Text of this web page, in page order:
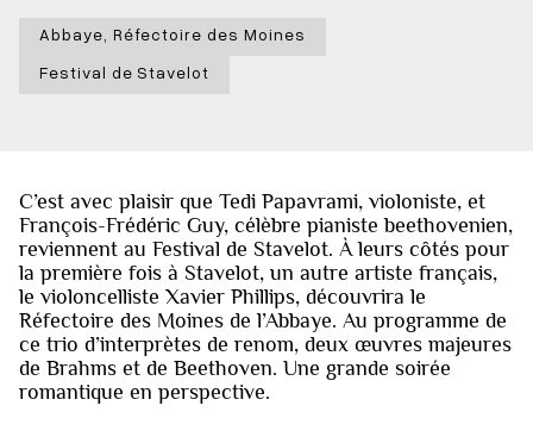
Abbaye, Réfectoire des Moines
Festival de Stavelot
C’est avec plaisir que Tedi Papavrami, violoniste, et
François-Frédéric Guy, célèbre pianiste beethovenien,
reviennent au Festival de Stavelot. À leurs côtés pour
la première fois à Stavelot, un autre artiste français,
le violoncelliste Xavier Phillips, découvrira le
Réfectoire des Moines de l’Abbaye. Au programme de
ce trio d’interprètes de renom, deux œuvres majeures
de Brahms et de Beethoven. Une grande soirée
romantique en perspective.